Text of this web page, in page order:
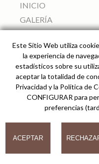
INICIO
GALERÍA
SERVICIOS
ALREDEDORES
PRECIO Y RESERVAS
CÓMO LLEGAR
Can Pere Rei Agroturismo -
Este Sitio Web utiliza
la experiencia de
estadísticos sobre su
aceptar la totalidad de
Privacidad y la Política de
CONFIGURAR para
preferencias
ACEPTAR
COOKIES